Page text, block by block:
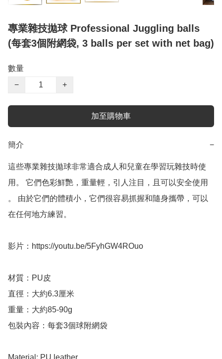
專業雜技拋球 Professional Juggling balls
(每套3個附網袋, 3 balls per set with net bag)
數量
−
+
加至購物車
簡介 −
這些專業雜技拋球非常適合成人和兒童在學習玩雜技時使
用。 它們色彩鮮艷，重量輕，引人注目，且可以安全使用
。 由於它們的體積小，它們很容易抓握和隨身攜帶，可以
在任何地方練習。
影片：https://youtu.be/5FyhGW4ROuo
材質：PU皮
直徑：大約6.3厘米
重量：大約85-90g
包裝內容：每套3個球附網袋